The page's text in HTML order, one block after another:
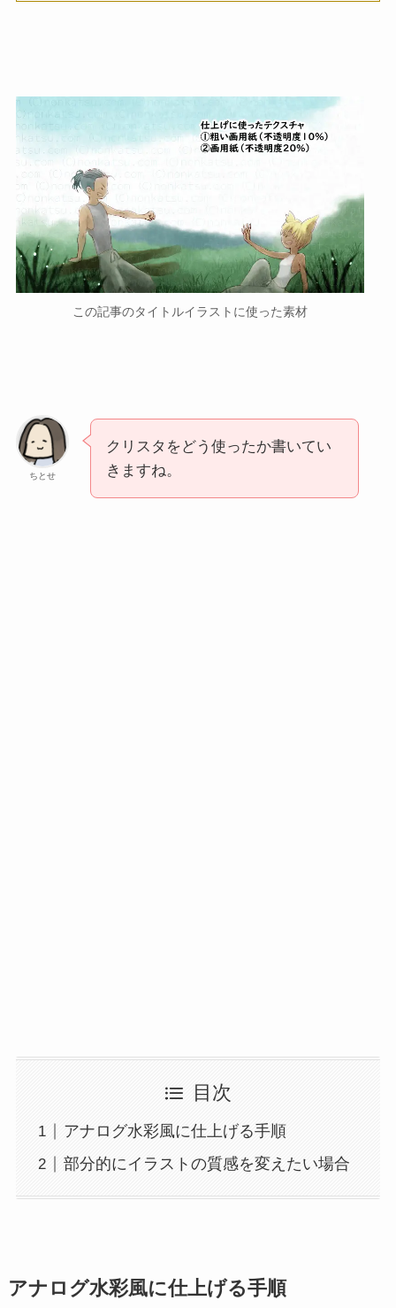
この記事のタイトルイラストに使った素材
ちとせ
クリスタをどう使ったか書いてい
きますね。
目次
アナログ水彩風に仕上げる手順
部分的にイラストの質感を変えたい場合
アナログ水彩風に仕上げる手順